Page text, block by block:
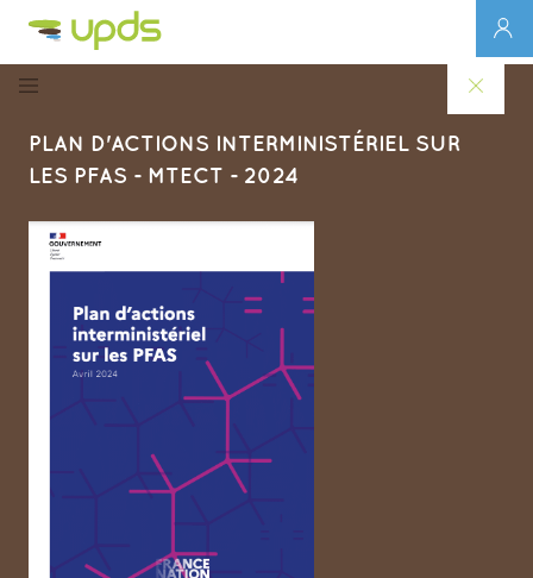
PLAN D'ACTIONS INTERMINISTÉRIEL SUR
LES PFAS - MTECT - 2024